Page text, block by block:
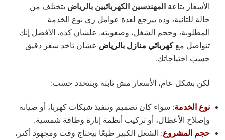
الأسعار بتاعة المهندسين الكهربائيين بالرياض بتختلف من
حالة للتانية، وده بيرجع لعدة عوامل زي نوع الخدمة
المطلوبة، وحجم الشغل، وصعوبته. علشان كده، الأفضل إنك
تتواصل معكهربائي منازل بالرياض عشان تاخد سعر دقيق
حسب احتياجاتك.
لكن بشكل عام، الأسعار مش ثابتة وبتتحدد حسب:
نوع الخدمة: سواء كان تصميم وتنفيذ شبكات كهربا، أو صيانة
وإصلاح الأعطال، أو تركيب أنظمة إنارة وطاقة شمسية.
حجم المشروع: الشغل الكبير طبعًا بيحتاج وقت ومجهود أكتر،